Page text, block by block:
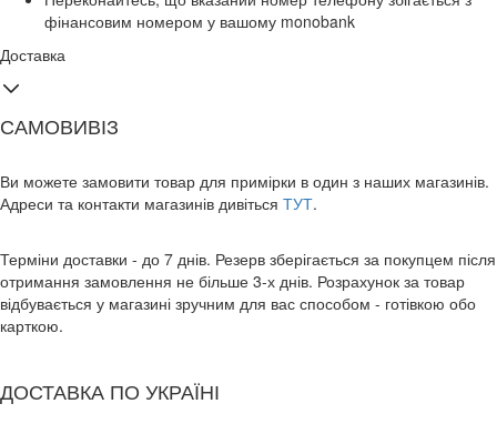
фінансовим номером у вашому monobank
Доставка
САМОВИВІЗ
Ви можете замовити товар для примірки в один з наших магазинів.
Адреси та контакти магазинів дивіться ТУТ.
Терміни доставки - до 7 днів. Резерв зберігається за покупцем після
отримання замовлення не більше 3-х днів. Розрахунок за товар
відбувається у магазині зручним для вас способом - готівкою обо
карткою.
ДОСТАВКА ПО УКРАЇНІ